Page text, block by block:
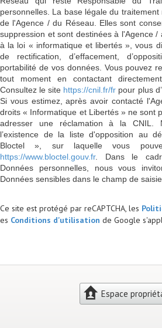
personnelles. La base légale du
de l'Agence / du Réseau. Elles sont
suppression et sont destinées à l'Agence
à la loi « informatique et libertés », vous
de rectification, d’effacement,
portabilité de vos données. Vous pouvez
tout moment en contactant
Consultez le site https://cnil.fr/fr pour plus
Si vous estimez, après avoir contacté
droits « Informatique et Libertés » ne sont
adresser une réclamation à la CNIL.
l’existence de la liste d'opposition au
Bloctel », sur laquelle vous
https://www.bloctel.gouv.fr. Dans le
Données personnelles, nous vous
Données sensibles dans le champ de saisie
Ce site est protégé par reCAPTCHA, les
es Conditions d'utilisation de Google
Espace